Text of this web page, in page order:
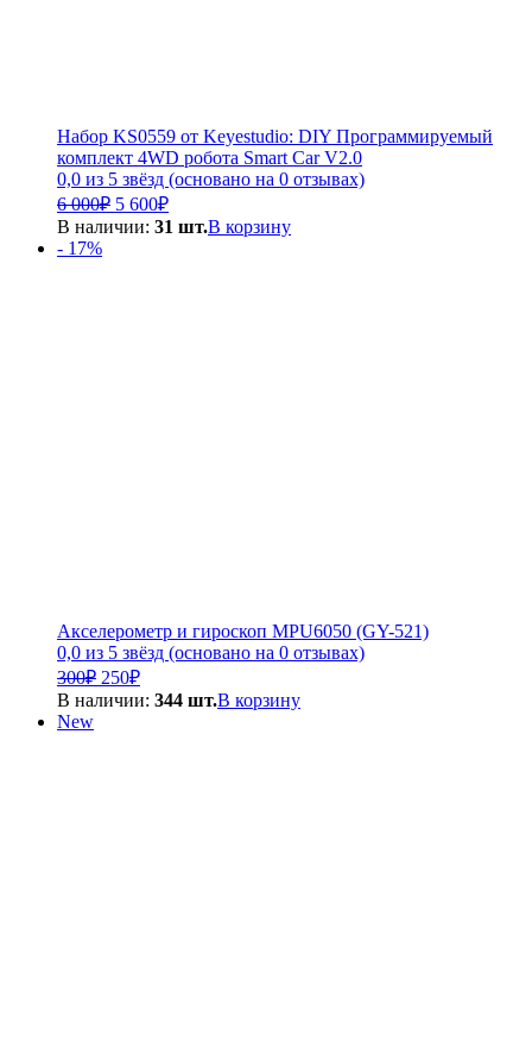
Набор KS0559 от Keyestudio: DIY Программируемый
комплект 4WD робота Smart Car V2.0
0,0 из 5 звёзд (основано на 0 отзывах)
6 000₽ Первоначальная
цена
5 600₽Текущая
цена:
В наличии: 31 шт.В корзину
- 17%
Акселерометр и гироскоп MPU6050 (GY-521)
0,0 из 5 звёзд (основано на 0 отзывах)
300₽ Первоначальная
цена
250₽Текущая
цена:
В наличии: 344 шт.В корзину
New